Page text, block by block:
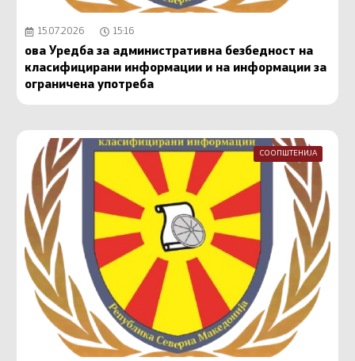
15.07.2026 15:16
ова Уредба за административна безбедност на
класифицирани информации и на информации за
ограничена употреба
СООПШТЕНИЈА